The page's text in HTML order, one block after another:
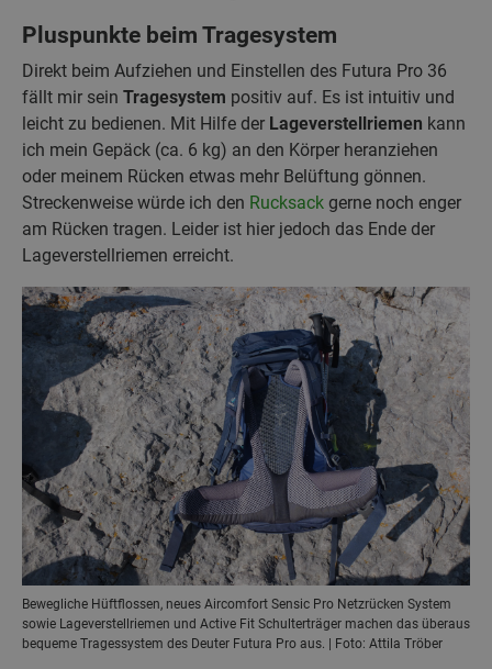
Pluspunkte beim Tragesystem
Direkt beim Aufziehen und Einstellen des Futura Pro 36
fällt mir sein Tragesystem positiv auf. Es ist intuitiv und
leicht zu bedienen. Mit Hilfe der Lageverstellriemen kann
ich mein Gepäck (ca. 6 kg) an den Körper heranziehen
oder meinem Rücken etwas mehr Belüftung gönnen.
Streckenweise würde ich den Rucksack gerne noch enger
am Rücken tragen. Leider ist hier jedoch das Ende der
Lageverstellriemen erreicht.
Bewegliche Hüftflossen, neues Aircomfort Sensic Pro Netzrücken System
sowie Lageverstellriemen und Active Fit Schulterträger machen das überaus
bequeme Tragessystem des Deuter Futura Pro aus. | Foto: Attila Tröber